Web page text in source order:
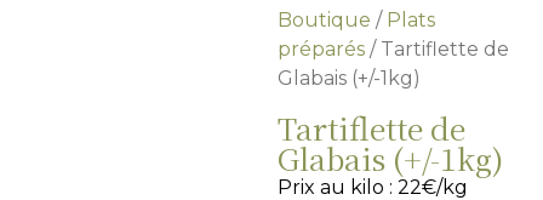
Boutique / Plats
préparés/ Tartiflette de
Glabais (+/-1kg)
Tartiflette de
Glabais (+/-1kg)
Prix au kilo : 22€/kg